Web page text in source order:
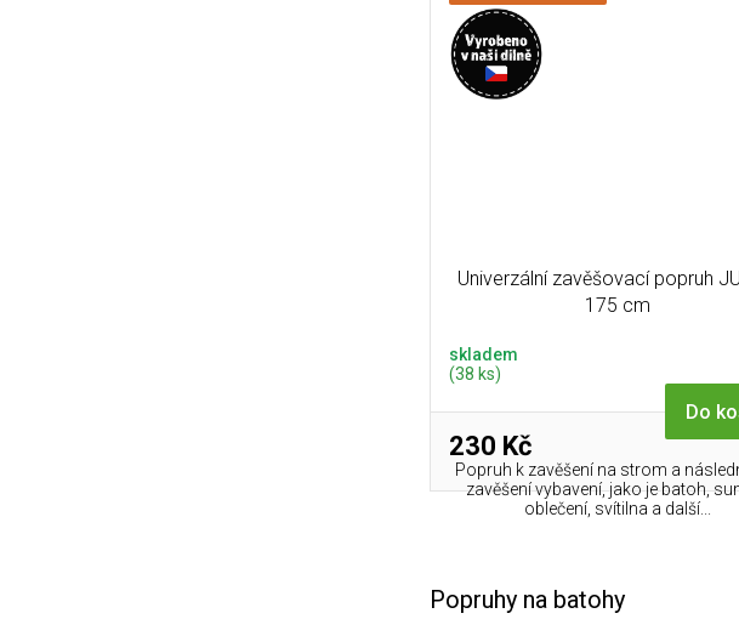
Univerzální zavěšovací popruh
175 cm
skladem
(38 ks)
230 Kč
Do
Popruh k zavěšení na strom a
zavěšení vybavení, jako je batoh,
oblečení, svítilna a další...
Popruhy na batohy